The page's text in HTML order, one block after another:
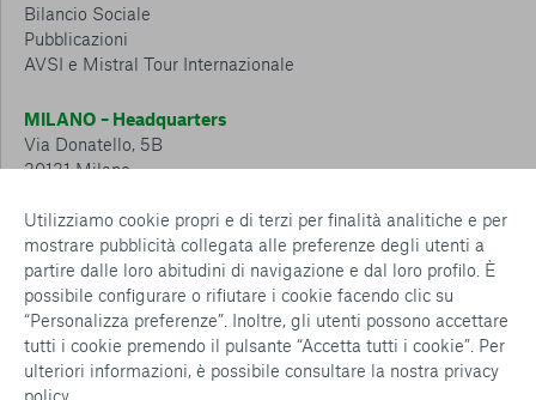
Utilizziamo cookie propri e di terzi per finalità analitiche e per
mostrare pubblicità collegata alle preferenze degli utenti a
partire dalle loro abitudini di navigazione e dal loro profilo. È
possibile configurare o rifiutare i cookie facendo clic su
“Personalizza preferenze”. Inoltre, gli utenti possono accettare
tutti i cookie premendo il pulsante “Accetta tutti i cookie”. Per
ulteriori informazioni, è possibile consultare la nostra privacy
policy.
Bilancio Sociale
Pubblicazioni
AVSI e Mistral Tour Internazionale
MILANO – Headquarters
Via Donatello, 5B
20131 Milano
CESENA – Sostegno a distanza
Via Padre Vicinio da Sarsina, 216
47521 Cesena
Tel.: 0547 360 811
Detrazioni e deduzioni fiscali sulle donazioni: cosa sapere e